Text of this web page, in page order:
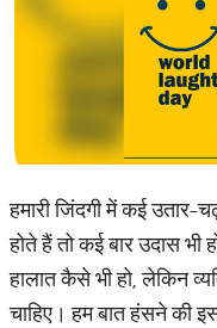
हमारी जिंदगी में कई
होते हैं तो कई बार उदास
हालात कैसे भी हो, लेकिन
चाहिए। हम बात हंसने की